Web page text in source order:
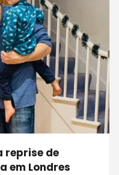
reprise de
em Londres